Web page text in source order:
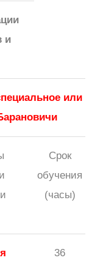
и
или
Срок
обучения
(часы)
36